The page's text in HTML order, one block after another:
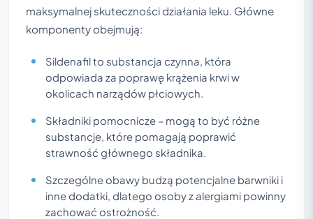
maksymalnej skuteczności działania leku. Główne
komponenty obejmują:
Sildenafil to substancja czynna, która
odpowiada za poprawę krążenia krwi w
okolicach narządów płciowych.
Składniki pomocnicze – mogą to być różne
substancje, które pomagają poprawić
strawność głównego składnika.
Szczególne obawy budzą potencjalne barwniki i
inne dodatki, dlatego osoby z alergiami powinny
zachować ostrożność.